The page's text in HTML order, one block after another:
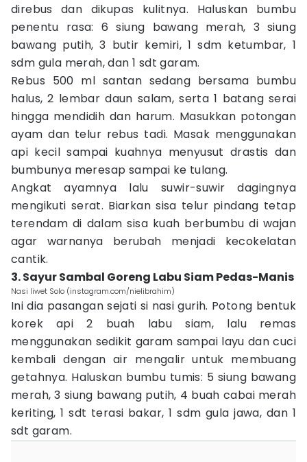
direbus dan dikupas kulitnya. Haluskan bumbu
penentu rasa: 6 siung bawang merah, 3 siung
bawang putih, 3 butir kemiri, 1 sdm ketumbar, 1
sdm gula merah, dan 1 sdt garam.
Rebus 500 ml santan sedang bersama bumbu
halus, 2 lembar daun salam, serta 1 batang serai
hingga mendidih dan harum. Masukkan potongan
ayam dan telur rebus tadi. Masak menggunakan
api kecil sampai kuahnya menyusut drastis dan
bumbunya meresap sampai ke tulang.
Angkat ayamnya lalu suwir-suwir dagingnya
mengikuti serat. Biarkan sisa telur pindang tetap
terendam di dalam sisa kuah berbumbu di wajan
agar warnanya berubah menjadi kecokelatan
cantik.
3. Sayur Sambal Goreng Labu Siam Pedas-Manis
Nasi liwet Solo (instagram.com/nielibrahim)
Ini dia pasangan sejati si nasi gurih. Potong bentuk
korek api 2 buah labu siam, lalu remas
menggunakan sedikit garam sampai layu dan cuci
kembali dengan air mengalir untuk membuang
getahnya. Haluskan bumbu tumis: 5 siung bawang
merah, 3 siung bawang putih, 4 buah cabai merah
keriting, 1 sdt terasi bakar, 1 sdm gula jawa, dan 1
sdt garam.